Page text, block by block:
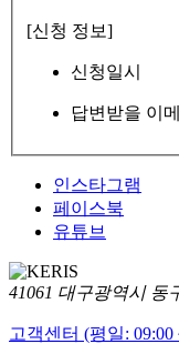
[신청 정보]
신청일시
답변받을 이
인스타그램
페이스북
유튜브
41061 대구광역시 동
고객센터 (평일: 09:00